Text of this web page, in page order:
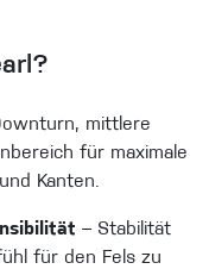
mittlere
für maximale
Kanten.
– Stabilität
für den Fels zu